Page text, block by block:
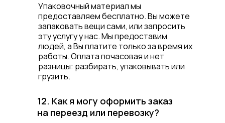
12. Как я могу оформить заказ
на переезд или перевозку?
Упаковочный материал мы
предоставляем бесплатно. Вы можете
запаковать вещи сами, или запросить
эту услугу у нас. Мы предоставим
людей, а Вы платите только за время их
работы. Оплата почасовая и нет
разницы: разбирать, упаковывать или
грузить.